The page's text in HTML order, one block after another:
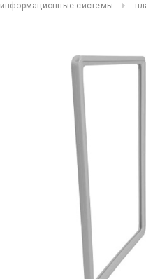
информационные системы